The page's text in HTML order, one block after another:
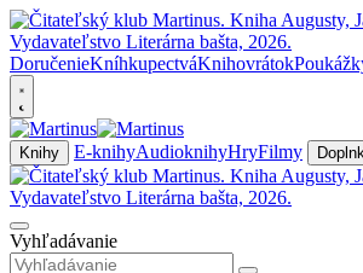
DoručenieKníhkupectváKnihovrátok
Knihy E-knihyAudioknihyHryFilmy
Vyhľadávanie